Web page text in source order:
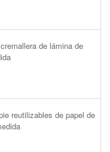
de lámina de
reutilizables de papel de